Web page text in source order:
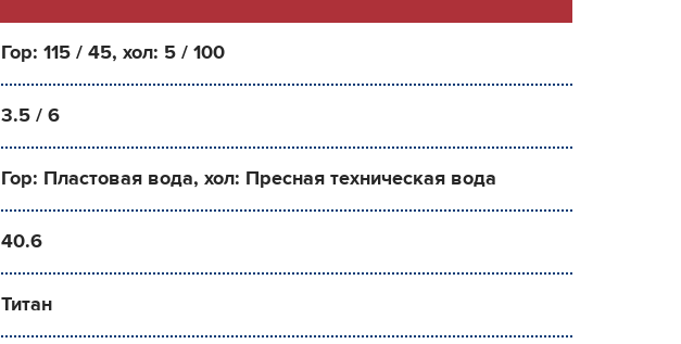
Гор: 115 / 45, хол: 5 / 100
3.5 / 6
Гор: Пластовая вода, хол: Пресная техническая вода
40.6
Титан